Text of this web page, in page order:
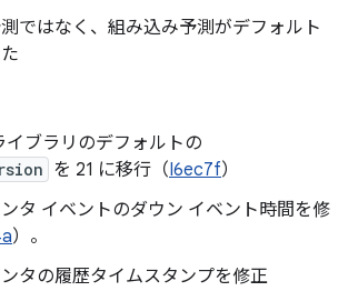
ではなく、組み込み予測がデフォルト
イブラリのデフォルトの
を 21 に移行（I6ec7f）
タ イベントのダウン イベント時間を修
）。
タの履歴タイムスタンプを修正